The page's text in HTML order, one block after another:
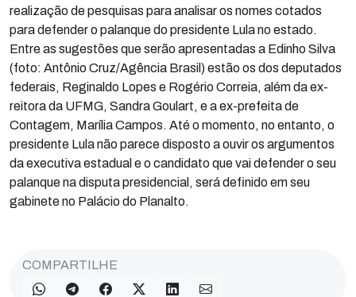
realização de pesquisas para analisar os nomes cotados
para defender o palanque do presidente Lula no estado.
Entre as sugestões que serão apresentadas a Edinho Silva
(foto: Antônio Cruz/Agência Brasil) estão os dos deputados
federais, Reginaldo Lopes e Rogério Correia, além da ex-
reitora da UFMG, Sandra Goulart, e a ex-prefeita de
Contagem, Marília Campos. Até o momento, no entanto, o
presidente Lula não parece disposto a ouvir os argumentos
da executiva estadual e o candidato que vai defender o seu
palanque na disputa presidencial, será definido em seu
gabinete no Palácio do Planalto.
COMPARTILHE